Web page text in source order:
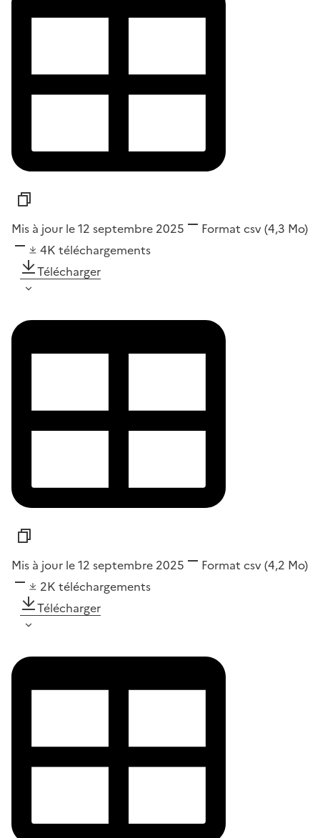
Mis à jour le 12 septembre 2025 Format csv(4,3 Mo)
4K téléchargements
Télécharger
Mis à jour le 12 septembre 2025 Format csv(4,2 Mo)
2K téléchargements
Télécharger